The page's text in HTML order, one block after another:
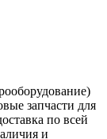
запчасти для
по всей
и